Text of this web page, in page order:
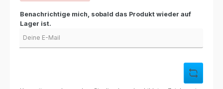
Benachrichtige mich, sobald das Produkt wieder auf
Lager ist.